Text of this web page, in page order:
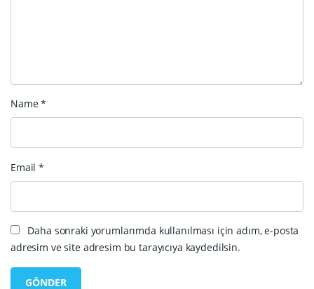
Name*
Email*
Daha sonraki yorumlarımda kullanılması için adım, e-posta
adresim ve site adresim bu tarayıcıya kaydedilsin.